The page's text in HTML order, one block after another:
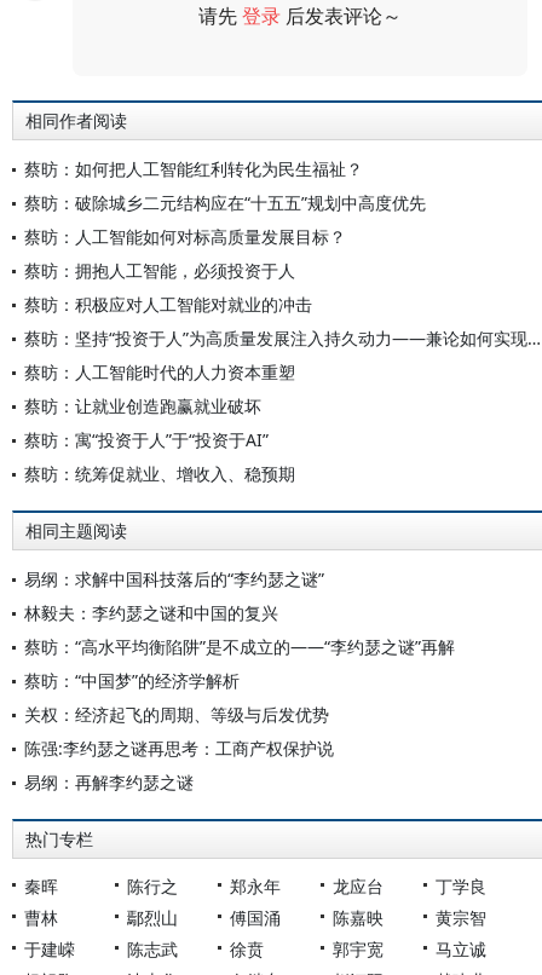
请先登录 后发表评论～
相同作者阅读
蔡昉：如何把人工智能红利转化为民生福祉？
蔡昉：破除城乡二元结构应在“十五五”规划中高度优先
蔡昉：人工智能如何对标高质量发展目标？
蔡昉：拥抱人工智能，必须投资于人
蔡昉：积极应对人工智能对就业的冲击
蔡昉：坚持“投资于人”为高质量发展注入持久动力——兼论如何实现2035年和“十五五”时期的发展目标
蔡昉：人工智能时代的人力资本重塑
蔡昉：让就业创造跑赢就业破坏
蔡昉：寓“投资于人”于“投资于AI”
蔡昉：统筹促就业、增收入、稳预期
相同主题阅读
易纲：求解中国科技落后的“李约瑟之谜”
林毅夫：李约瑟之谜和中国的复兴
蔡昉：“高水平均衡陷阱”是不成立的——“李约瑟之谜”再解
蔡昉：“中国梦”的经济学解析
关权：经济起飞的周期、等级与后发优势
陈强:李约瑟之谜再思考：工商产权保护说
易纲：再解李约瑟之谜
热门专栏
秦晖 陈行之 郑永年 龙应台
丁学良
曹林
鄢烈山 傅国涌 陈嘉映
黄宗智
于建嵘
陈志武 徐贲 郭宇宽
马立诚